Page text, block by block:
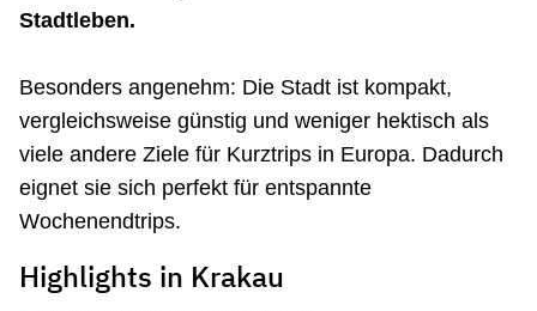
Stadtleben.
Besonders angenehm: Die Stadt ist kompakt,
vergleichsweise günstig und weniger hektisch als
viele andere Ziele für Kurztrips in Europa. Dadurch
eignet sie sich perfekt für entspannte
Wochenendtrips.
Highlights in Krakau